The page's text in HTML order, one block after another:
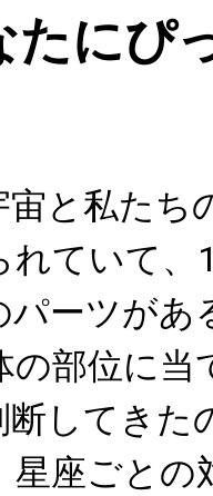
たにぴ
と私たち
れていて、
パーツがあ
の部位に
してきた
星座ごとの